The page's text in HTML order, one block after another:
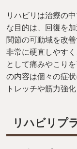
リハビリは治療の
な目的は、回復を
関節の可動域を改
非常に硬直しやす
として痛みやこり
の内容は個々の症
トレッチや筋力強
リハビリプ